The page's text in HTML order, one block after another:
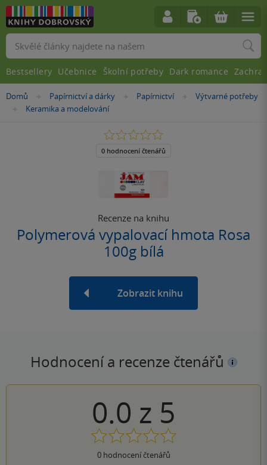
Nacházíte
Domů »Papírnictví a dárky »Papírnictví »
Výtvarné potřeby
»
Keramika a modelování
Recenze na knihu
Polymerová vypalovací hmota Rosa
100g bílá
Zobrazit knihu
0.0
z
5
0 hodnocení čtenářů
Hodnocení a recenze čtenářů
0.0 z 5
0hodnocení čtenářů
Vyhledávání
Bestsellery Učebnice Školní potřeby Dark romance